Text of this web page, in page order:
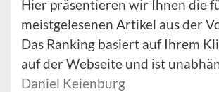
Hier präsentieren wir Ihnen die
meistgelesenen Artikel aus der
Das Ranking basiert auf Ihrem
auf der Webseite und ist
Daniel Keienburg